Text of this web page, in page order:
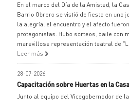
En el marco del Día de la Amistad, la
Barrio Obrero se vistió de fiesta en una
la alegría, el encuentro y el afecto
protagonistas. Hubo sorteos, baile con
maravillosa representación teatral de
Leer más
28-07-2026
Capacitación sobre Huertas en la
Junto al equipo del Vicegobernador de